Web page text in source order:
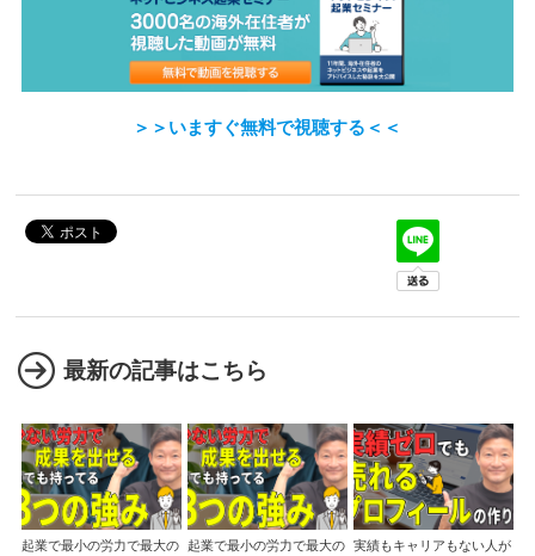
＞＞いますぐ無料で視聴する＜＜
最新の記事はこちら
起業で最小の労力で最大の
起業で最小の労力で最大の
実績もキャリアもない人が